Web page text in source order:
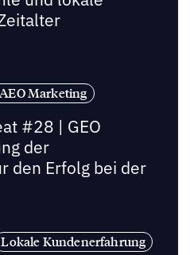
Marketing
#28 | GEO
der
den Erfolg bei der
Lokale Kundenerfahrung